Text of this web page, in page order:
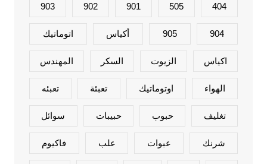
404
505
901
902
903
904
905 أكياس اتوماتيك
اكياس الزيوت السكر المهندس
الهواء اوتوماتيك تعبئة تعبئه
تغليف حبوب حبيبات سوائل
شرنك عبوات علب فاكيوم